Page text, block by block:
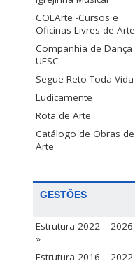
COLArte -Cursos e
Oficinas Livres de Arte
Companhia de Dança
UFSC
Segue Reto Toda Vida
Ludicamente
Rota de Arte
Catálogo de Obras de
Arte
GESTÕES
Estrutura 2022 – 2026
»
Estrutura 2016 – 2022